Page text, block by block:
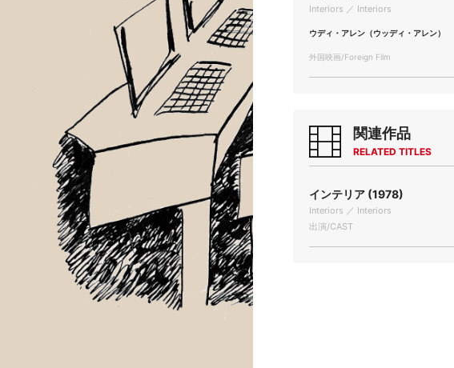
Interiors ／ Interiors
ウディ・アレン（ウッディ・アレン）
外国映画/Foreign Film
関連作品
RELATED TITLES
インテリア (1978)
Interiors ／ Interiors
出演/CAST